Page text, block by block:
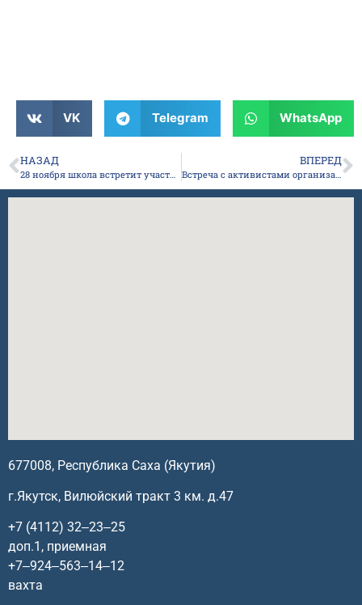
VK Telegram WhatsApp
НАЗАД ВПЕРЕД
Встреча с активистами организации “Молодая гвардия”!
677008, Республика Саха (Якутия)
г.Якутск, Вилюйский тракт 3 км. д.47
+7 (4112) 32‒23‒25
доп.1, приемная
+7‒924‒563‒14‒12
вахта